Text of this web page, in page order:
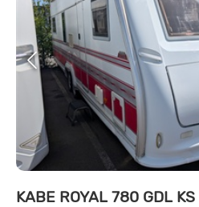
KABE ROYAL 780 GDL